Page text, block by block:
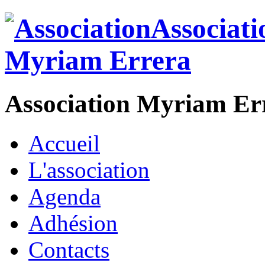
Association Myriam
Accueil
L'association
Agenda
Adhésion
Contacts